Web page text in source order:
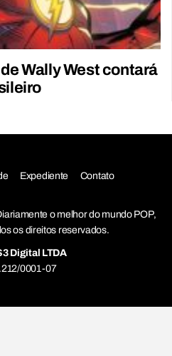
Wally West contará
Expediente Contato
o melhor do mundo POP,
os direitos reservados.
Digital LTDA
0001-07